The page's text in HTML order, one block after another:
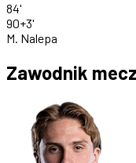
84'
90+3'
M. Nalepa
Zawodnik